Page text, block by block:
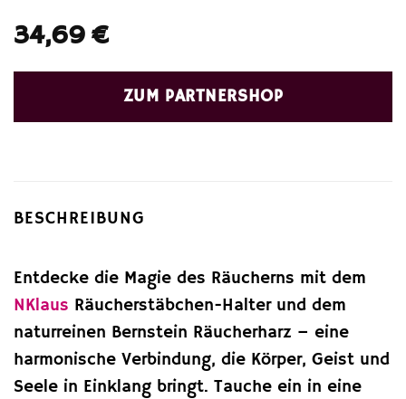
34,69€
ZUM PARTNERSHOP
BESCHREIBUNG
Entdecke die Magie des Räucherns mit dem
NKlaus Räucherstäbchen-Halter und dem
naturreinen Bernstein Räucherharz – eine
harmonische Verbindung, die Körper, Geist und
Seele in Einklang bringt. Tauche ein in eine